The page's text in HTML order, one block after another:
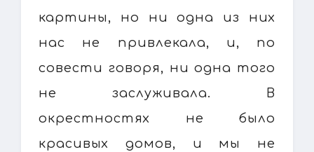
картины, но ни одна из них
нас не привлекала, и, по
совести говоря, ни одна того
не заслуживала. В
окрестностях не было
красивых домов, и мы не